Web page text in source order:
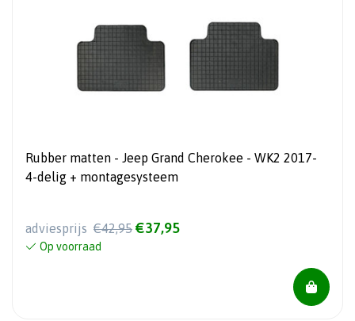
Rubber matten - Jeep Grand Cherokee - WK2 2017-
4-delig + montagesysteem
adviesprijs €42,95 €37,95
Op voorraad